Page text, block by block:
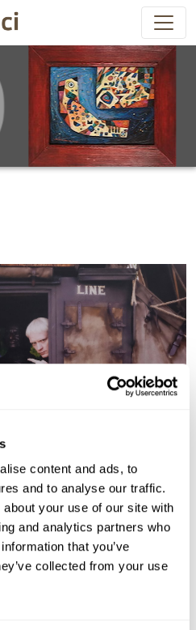
content and ads, to
and to analyse our traffic.
your use of our site with
and analytics partners who
that you’ve
collected from your use
informace o autorovi